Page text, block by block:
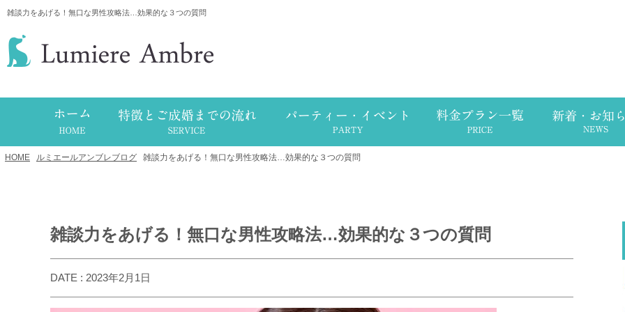
雑談力をあげる！無口な男性攻略法…効果的な３つの質問
HOME ルミエールアンブレブログ 雑談力をあげる！無口な男性攻略法…効果的な３つの質問
雑談力をあげる！無口な男性攻略法…効果的な３つの質問
DATE : 2023年2月1日